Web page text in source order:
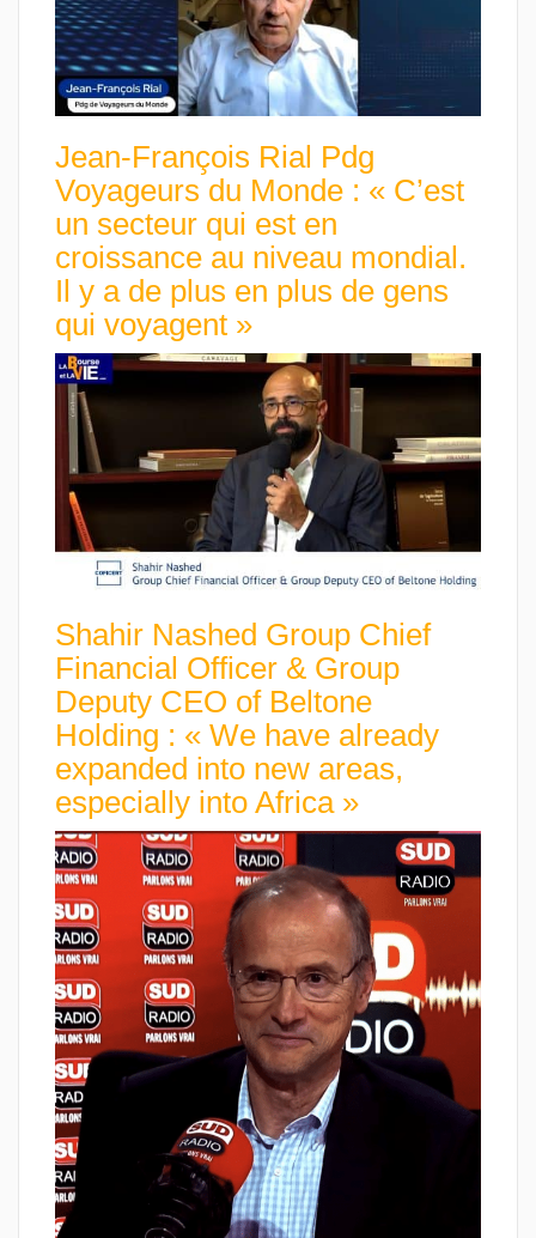
Jean-François Rial Pdg
Voyageurs du Monde : « C’est
un secteur qui est en
croissance au niveau mondial.
Il y a de plus en plus de gens
qui voyagent »
Shahir Nashed Group Chief
Financial Officer & Group
Deputy CEO of Beltone
Holding : « We have already
expanded into new areas,
especially into Africa »